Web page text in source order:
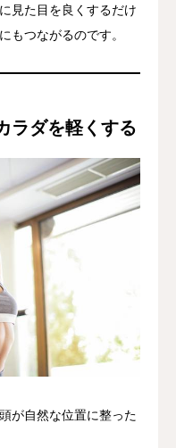
見た目を良くするだけ
もつながるのです。
ラダを軽くする
が自然な位置に整った